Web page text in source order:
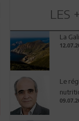
LES
La
Le